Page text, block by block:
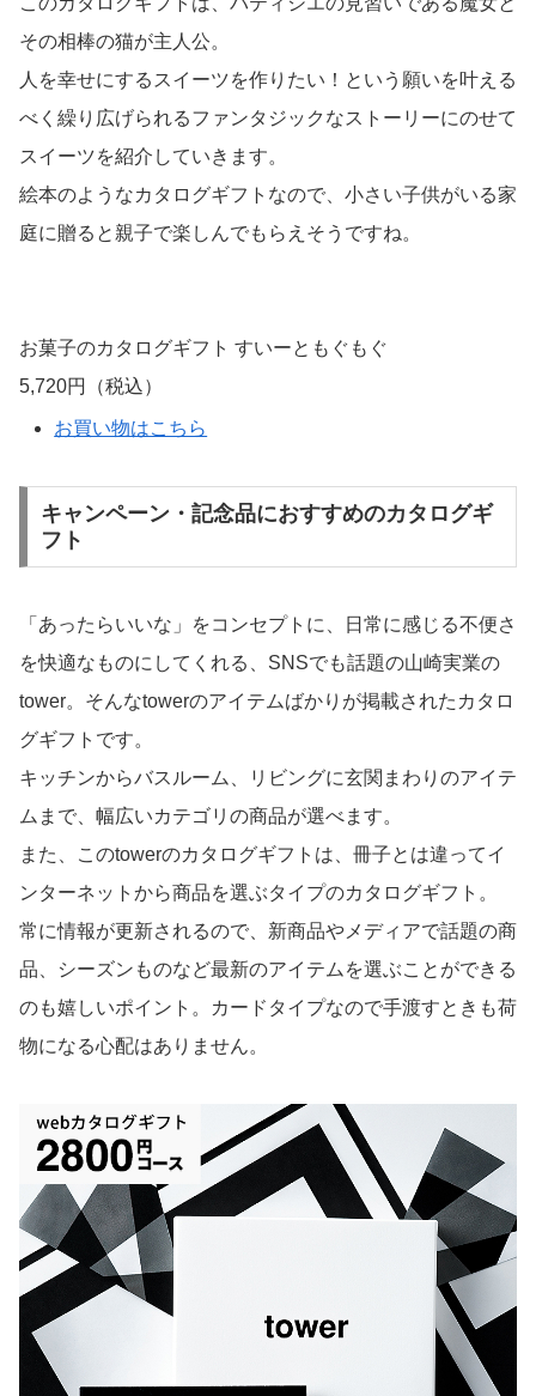
その相棒の猫が主人公。
人を幸せにするスイーツを作りたい！という願いを叶える
べく繰り広げられるファンタジックなストーリーにのせて
スイーツを紹介していきます。
絵本のようなカタログギフトなので、小さい子供がいる家
庭に贈ると親子で楽しんでもらえそうですね。
お菓子のカタログギフト すいーともぐもぐ
5,720円（税込）
お買い物はこちら
キャンペーン・記念品におすすめのカタログギ
フト
を快適なものにしてくれる、SNSでも話題の山崎実業の
tower。そんなtowerのアイテムばかりが掲載されたカタロ
グギフトです。
キッチンからバスルーム、リビングに玄関まわりのアイテ
ムまで、幅広いカテゴリの商品が選べます。
また、このtowerのカタログギフトは、冊子とは違ってイ
ンターネットから商品を選ぶタイプのカタログギフト。